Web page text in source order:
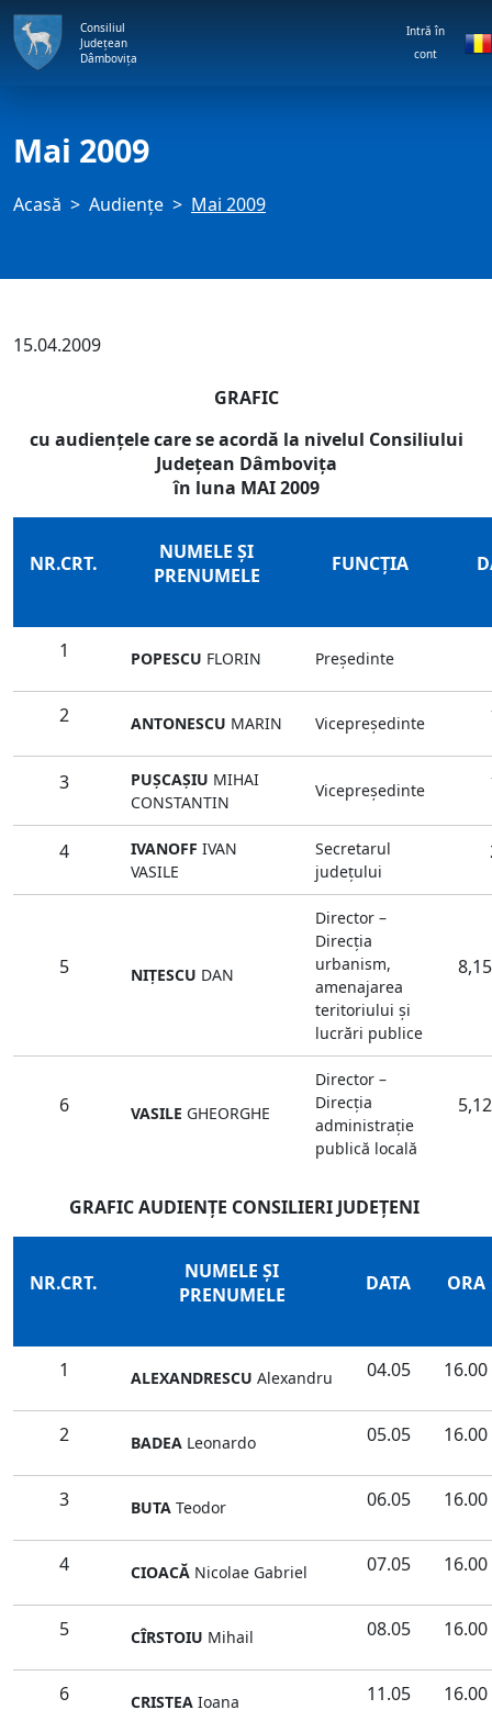
Consiliul
Județean
Dâmbovița
Intră în
cont
Mai 2009
Acasă Audienţe Mai 2009
15.04.2009
GRAFIC
cu audienţele care se acordă la nivelul Consiliului
Judeţean Dâmboviţa
în luna MAI 2009
NR.CRT.
NUMELE ŞI
PRENUMELE
FUNCŢIA
1 POPESCU FLORIN Preşedinte
2 ANTONESCU MARIN Vicepreşedinte
3 PUŞCAŞIU MIHAI
CONSTANTIN
Vicepreşedinte
4 IVANOFF IVAN
VASILE
Secretarul
judeţului
5 NIŢESCU DAN
Director –
Direcţia
urbanism,
amenajarea
teritoriului şi
lucrări publice
6 VASILE GHEORGHE
Director –
Direcţia
administraţie
publică locală
GRAFIC AUDIENŢE CONSILIERI JUDEŢENI
NR.CRT.
NUMELE ŞI
PRENUMELE
DATA ORA
1 ALEXANDRESCU Alexandru 04.05 16.00
2 BADEA Leonardo 05.05 16.00
3 BUTA Teodor 06.05 16.00
4 CIOACĂ Nicolae Gabriel 07.05 16.00
5 CÎRSTOIU Mihail 08.05 16.00
6 CRISTEA Ioana 11.05 16.00